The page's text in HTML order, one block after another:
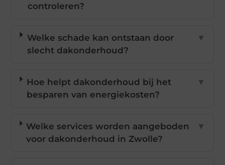
controleren?
Welke schade kan ontstaan door
slecht dakonderhoud?
▼
Hoe helpt dakonderhoud bij het
besparen van energiekosten?
▼
Welke services worden aangeboden
voor dakonderhoud in Zwolle?
▼